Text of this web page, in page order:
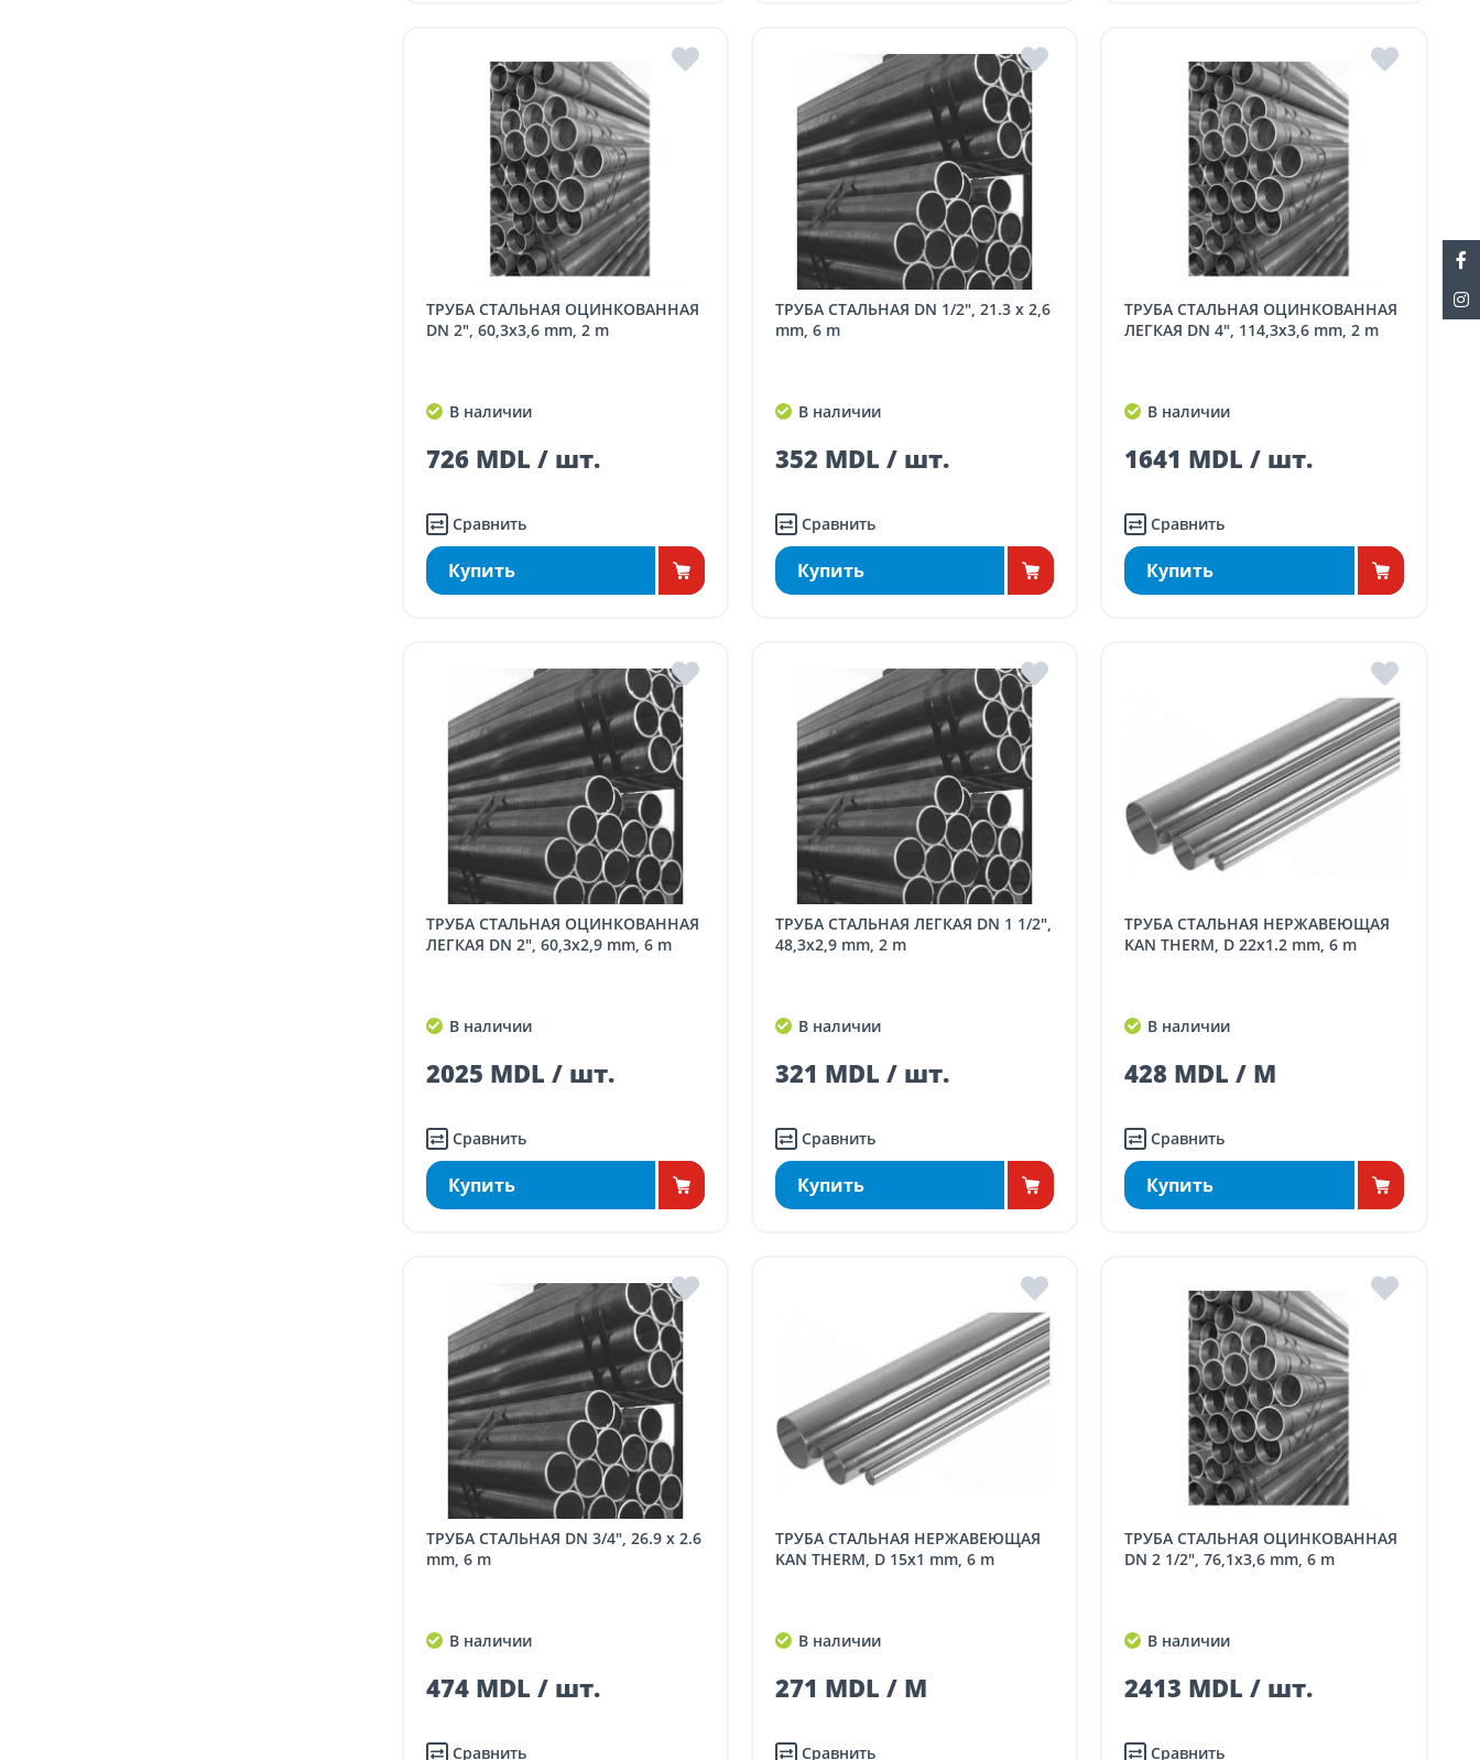
ТРУБА СТАЛЬНАЯ ОЦИНКОВАННАЯ
DN 2", 60,3x3,6 mm, 2 m
В наличии
726 MDL / шт.
Сравнить
Купить
ТРУБА СТАЛЬНАЯ DN 1/2", 21.3 x 2,6
mm, 6 m
В наличии
352 MDL / шт.
Сравнить
Купить
ТРУБА СТАЛЬНАЯ ОЦИНКОВАННАЯ
ЛЕГКАЯ DN 4", 114,3x3,6 mm, 2 m
В наличии
1641 MDL / шт.
Сравнить
Купить
ТРУБА СТАЛЬНАЯ ОЦИНКОВАННАЯ
ЛЕГКАЯ DN 2", 60,3x2,9 mm, 6 m
В наличии
2025 MDL / шт.
Сравнить
Купить
ТРУБА СТАЛЬНАЯ ЛЕГКАЯ DN 1 1/2",
48,3x2,9 mm, 2 m
В наличии
321 MDL / шт.
Сравнить
Купить
ТРУБА СТАЛЬНАЯ НЕРЖАВЕЮЩАЯ
KAN THERM, D 22x1.2 mm, 6 m
В наличии
428 MDL / M
Сравнить
Купить
ТРУБА СТАЛЬНАЯ DN 3/4", 26.9 x 2.6
mm, 6 m
В наличии
474 MDL / шт.
Сравнить
ТРУБА СТАЛЬНАЯ НЕРЖАВЕЮЩАЯ
KAN THERM, D 15x1 mm, 6 m
В наличии
271 MDL / M
Сравнить
ТРУБА СТАЛЬНАЯ ОЦИНКОВАННАЯ
DN 2 1/2", 76,1x3,6 mm, 6 m
В наличии
2413 MDL / шт.
Сравнить